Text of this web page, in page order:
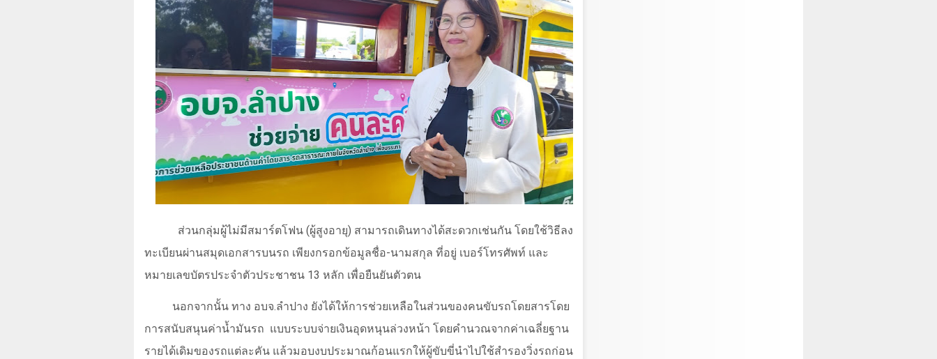
ส่วนกลุ่มผู้ไม่มีสมาร์ตโฟน (ผู้สูงอายุ) สามารถเดินทางได้สะดวกเช่นกัน โดยใช้วิธีลง
ทะเบียนผ่านสมุดเอกสารบนรถ เพียงกรอกข้อมูลชื่อ-นามสกุล ที่อยู่ เบอร์โทรศัพท์ และ
หมายเลขบัตรประจำตัวประชาชน 13 หลัก เพื่อยืนยันตัวตน
นอกจากนั้น ทาง อบจ.ลำปาง ยังได้ให้การช่วยเหลือในส่วนของคนขับรถโดยสารโดย
การสนับสนุนค่าน้ำมันรถ แบบระบบจ่ายเงินอุดหนุนล่วงหน้า โดยคำนวณจากค่าเฉลี่ยฐาน
รายได้เดิมของรถแต่ละคัน แล้วมอบงบประมาณก้อนแรกให้ผู้ขับขี่นำไปใช้สำรองวิ่งรถก่อน